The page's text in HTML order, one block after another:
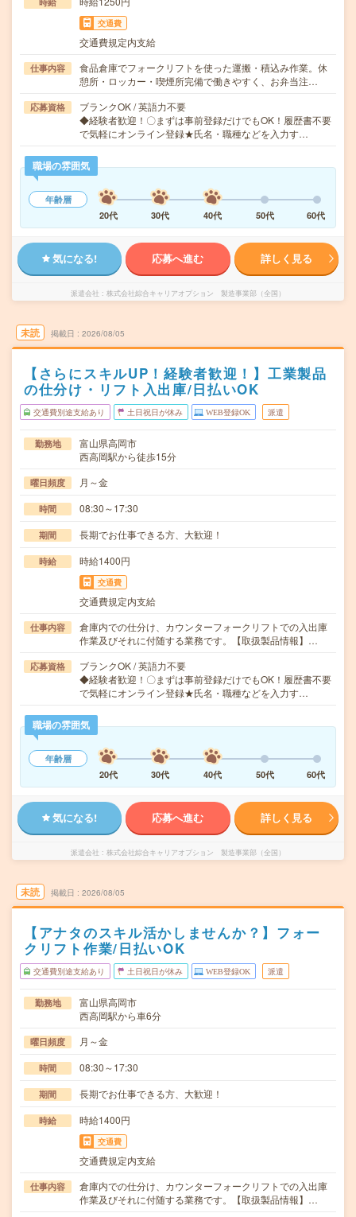
交通費
交通費規定内支給
仕事内容
食品倉庫でフォークリフトを使った運搬・積込み作業。休
憩所・ロッカー・喫煙所完備で働きやすく、お弁当注…
応募資格
ブランクOK / 英語力不要
◆経験者歓迎！〇まずは事前登録だけでもOK！履歴書不要
で気軽にオンライン登録★氏名・職種などを入力す…
職場の雰囲気
年齢層
20代
30代 40代 50代 60代
気になる! 応募へ進む 詳しく見る
派遣会社 株式会社綜合キャリアオプション 製造事業部（全国）
未読 掲載日 2026/08/05
【さらにスキルUP！経験者歓迎！】工業製品
の仕分け・リフト入出庫/日払いOK
交通費別途支給あり 土日祝日が休み WEB登録OK 派遣
勤務地
富山県高岡市
西高岡駅から徒歩15分
曜日頻度 月～金
時間 08:30～17:30
期間 長期でお仕事できる方、大歓迎！
時給 時給1400円
交通費
交通費規定内支給
仕事内容
倉庫内での仕分け、カウンターフォークリフトでの入出庫
作業及びそれに付随する業務です。【取扱製品情報】…
応募資格
ブランクOK / 英語力不要
◆経験者歓迎！〇まずは事前登録だけでもOK！履歴書不要
で気軽にオンライン登録★氏名・職種などを入力す…
職場の雰囲気
年齢層
20代
30代 40代 50代 60代
気になる! 応募へ進む 詳しく見る
派遣会社 株式会社綜合キャリアオプション 製造事業部（全国）
未読 掲載日 2026/08/05
【アナタのスキル活かしませんか？】フォー
クリフト作業/日払いOK
交通費別途支給あり 土日祝日が休み WEB登録OK 派遣
勤務地
富山県高岡市
西高岡駅から車6分
曜日頻度 月～金
時間 08:30～17:30
期間 長期でお仕事できる方、大歓迎！
時給 時給1400円
交通費
交通費規定内支給
仕事内容
倉庫内での仕分け、カウンターフォークリフトでの入出庫
作業及びそれに付随する業務です。【取扱製品情報】…